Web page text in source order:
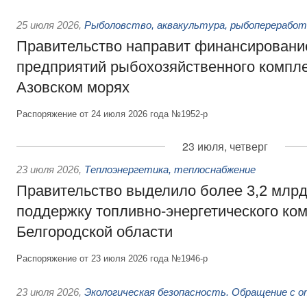
25 июля 2026, Рыболовство, аквакультура,
Правительство направит
предприятий рыбохозяйственного
Азовском морях
Распоряжение от 24 июля 2026 года №1952-р
23 июля, четверг
23 июля 2026, Теплоэнергетика, теплоснабжение
Правительство выделило более 3,2
поддержку топливно-энергетического
Белгородской области
Распоряжение от 23 июля 2026 года №1946-р
23 июля 2026, Экологическая безопасность. Обращение с